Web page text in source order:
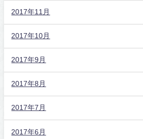
2017年11月
2017年10月
2017年9月
2017年8月
2017年7月
2017年6月